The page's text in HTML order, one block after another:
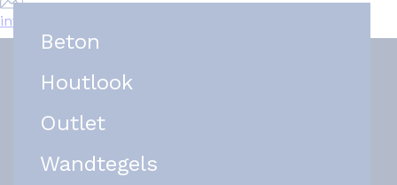
info@het-tegelplein.nl
Beton
Houtlook
Outlet
Wandtegels